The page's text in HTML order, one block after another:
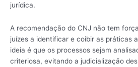
jurídica.
A recomendação do CNJ não tem
juízes a identificar e coibir as práticas
ideia é que os processos sejam
criteriosa, evitando a judicialização